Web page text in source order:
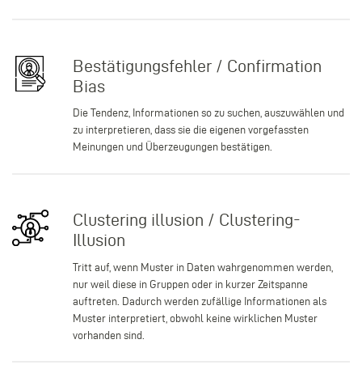
Bestätigungsfehler / Confirmation
Bias
Die Tendenz, Informationen so zu suchen, auszuwählen und
zu interpretieren, dass sie die eigenen vorgefassten
Meinungen und Überzeugungen bestätigen.
Clustering illusion / Clustering-
Illusion
Tritt auf, wenn Muster in Daten wahrgenommen werden,
nur weil diese in Gruppen oder in kurzer Zeitspanne
auftreten. Dadurch werden zufällige Informationen als
Muster interpretiert, obwohl keine wirklichen Muster
vorhanden sind.